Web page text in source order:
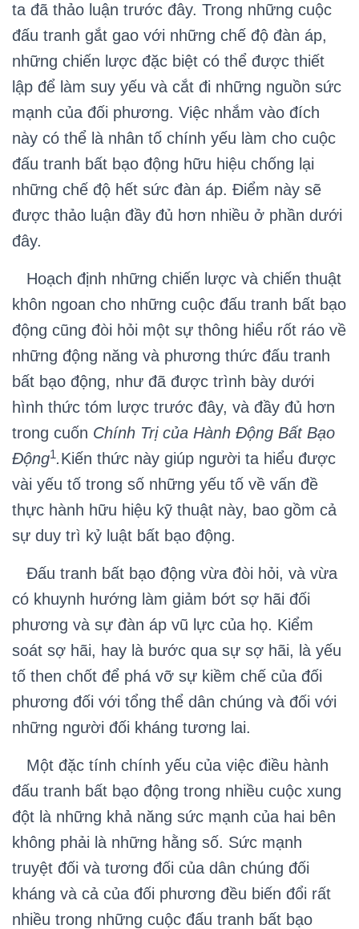
ta đã thảo luận trước đây. Trong những cuộc
đấu tranh gắt gao với những chế độ đàn áp,
những chiến lược đặc biệt có thể được thiết
lập để làm suy yếu và cắt đi những nguồn sức
mạnh của đối phương. Việc nhắm vào đích
này có thể là nhân tố chính yếu làm cho cuộc
đấu tranh bất bạo động hữu hiệu chống lại
những chế độ hết sức đàn áp. Điểm này sẽ
được thảo luận đầy đủ hơn nhiều ở phần dưới
đây.
Hoạch định những chiến lược và chiến thuật
khôn ngoan cho những cuộc đấu tranh bất bạo
động cũng đòi hỏi một sự thông hiểu rốt ráo về
những động năng và phương thức đấu tranh
bất bạo động, như đã được trình bày dưới
hình thức tóm lược trước đây, và đầy đủ hơn
trong cuốn Chính Trị của Hành Động Bất Bạo
Động1.Kiến thức này giúp người ta hiểu được
vài yếu tố trong số những yếu tố về vấn đề
thực hành hữu hiệu kỹ thuật này, bao gồm cả
sự duy trì kỷ luật bất bạo động.
Đấu tranh bất bạo động vừa đòi hỏi, và vừa
có khuynh hướng làm giảm bớt sợ hãi đối
phương và sự đàn áp vũ lực của họ. Kiểm
soát sợ hãi, hay là bước qua sự sợ hãi, là yếu
tố then chốt để phá vỡ sự kiềm chế của đối
phương đối với tổng thể dân chúng và đối với
những người đối kháng tương lai.
Một đặc tính chính yếu của việc điều hành
đấu tranh bất bạo động trong nhiều cuộc xung
đột là những khả năng sức mạnh của hai bên
không phải là những hằng số. Sức mạnh
truyệt đối và tương đối của dân chúng đối
kháng và cả của đối phương đều biến đổi rất
nhiều trong những cuộc đấu tranh bất bạo